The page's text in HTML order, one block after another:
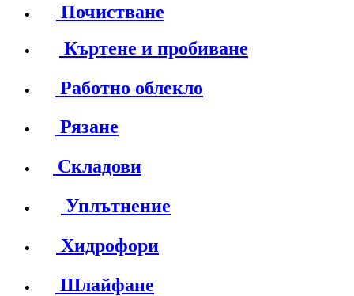
Почистване
Къртене и пробиване
Работно облекло
Рязане
Складови
Уплътнение
Хидрофори
Шлайфане